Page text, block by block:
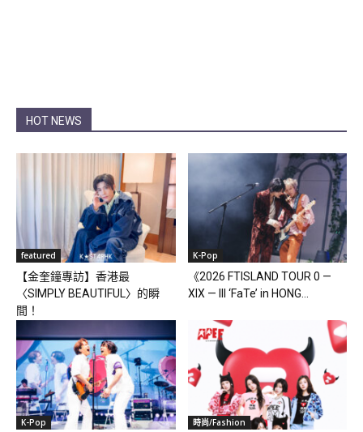
HOT NEWS
featured
【金奎鐘專訪】香港最
〈SIMPLY BEAUTIFUL〉的瞬
間！
K-Pop
《2026 FTISLAND TOUR 0 —
XIX — III ‘FaTe’ in HONG...
K-Pop 時尚/Fashion